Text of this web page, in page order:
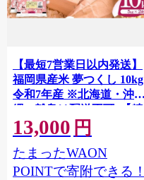
【最短7営業日以内発送】
福岡県産米 夢つくし 10kg
令和7年産 ※北海道・沖
縄・離島は配送不可 |【精
米 単一米 単一原料米 7年
産 国産 お米 ブランド米
5kg × 2 ゆめつくし】
CY009_01
13,000 円
たまったWAON
POINTで寄附できる！